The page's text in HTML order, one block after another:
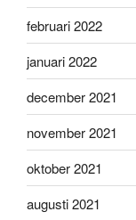
februari 2022
januari 2022
december 2021
november 2021
oktober 2021
augusti 2021